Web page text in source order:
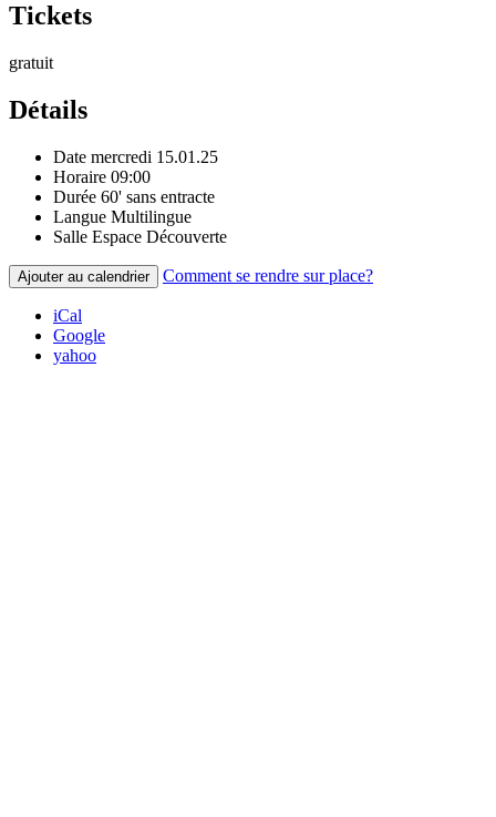
Tickets
gratuit
Détails
Date mercredi 15.01.25
Horaire 09:00
Durée 60' sans entracte
Langue Multilingue
Salle Espace Découverte
Ajouter au calendrier Comment se rendre sur place?
iCal
Google
yahoo